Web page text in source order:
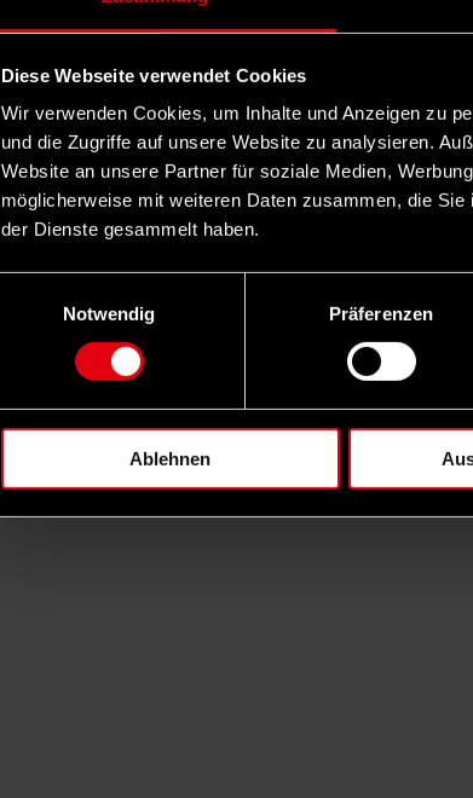
Diese Webseite verwendet Cookies
Wir verwenden Cookies, um Inhalte und Anzeigen zu
und die Zugriffe auf unsere Website zu analysieren.
Website an unsere Partner für soziale Medien,
möglicherweise mit weiteren Daten zusammen, die
der Dienste gesammelt haben.
Notwendig
Präferenzen
Ablehnen